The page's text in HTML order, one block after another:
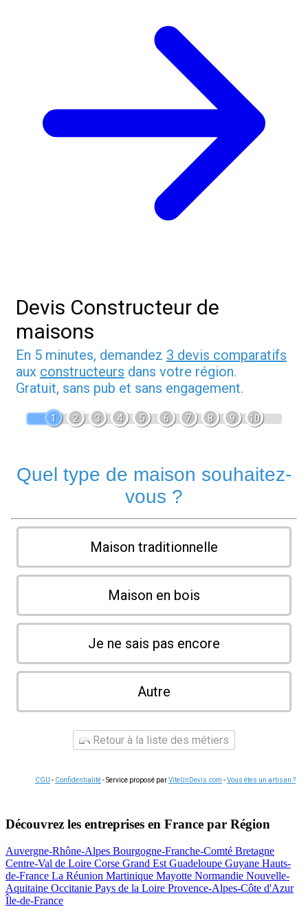
Devis Constructeur de
maisons
En 5 minutes, demandez 3 devis comparatifs
aux constructeurs dans votre région.
Gratuit, sans pub et sans engagement.
1 2 3 4 5 6 7 8 9 10
Quel type de maison souhaitez-
vous ?
Maison traditionnelle
Maison en bois
Je ne sais pas encore
Autre
Retour à la liste des métiers
CGU - Confidentialité- Service proposé parViteUnDevis.com -Vous êtes un artisan ?
Découvrez les entreprises en France par Région
Auvergne-Rhône-Alpes Bourgogne-Franche-Comté Bretagne
Centre-Val de Loire Corse Grand Est Guadeloupe Guyane Hauts-
de-France La Réunion Martinique Mayotte Normandie Nouvelle-
Aquitaine Occitanie Pays de la Loire Provence-Alpes-Côte d'Azur
Île-de-France